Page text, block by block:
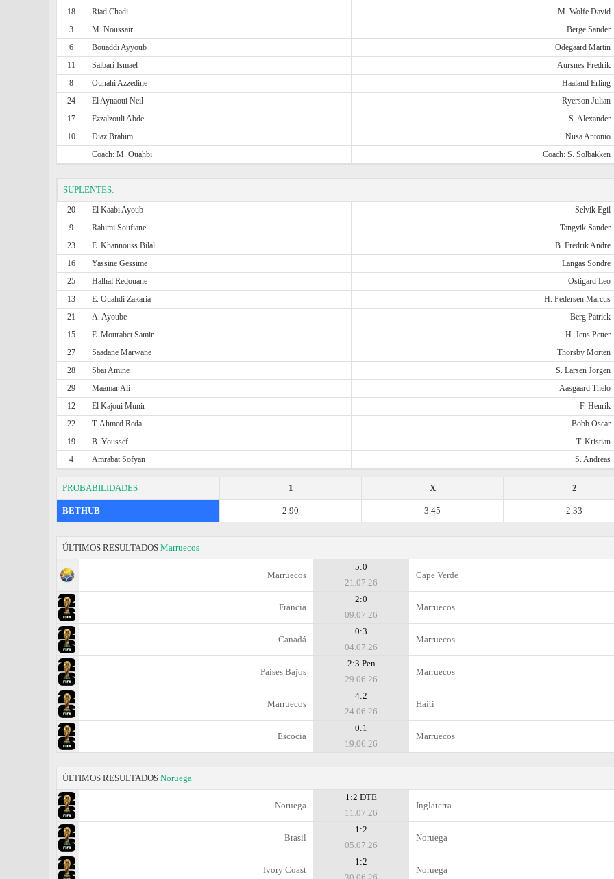
18
Riad Chadi M. Wolfe David
3
M. Noussair Berge Sander
6
Bouaddi Ayyoub Odegaard Martin
11
Saibari Ismael Aursnes Fredrik
8
Ounahi Azzedine Haaland Erling
24
El Aynaoui Neil Ryerson Julian
17
Ezzalzouli Abde S. Alexander
10
Diaz Brahim Nusa Antonio
Coach: M. Ouahbi
Coach: S. Solbakken
SUPLENTES:
20 El Kaabi Ayoub Selvik Egil
9
Rahimi Soufiane Tangvik Sander
23
E. Khannouss Bilal B. Fredrik Andre
16
Yassine Gessime Langas Sondre
25
Halhal Redouane Ostigard Leo
13
E. Ouahdi Zakaria H. Pedersen Marcus
21
A. Ayoube Berg Patrick
15
E. Mourabet Samir H. Jens Petter
27
Saadane Marwane Thorsby Morten
28
Sbai Amine S. Larsen Jorgen
29
Maamar Ali Aasgaard Thelo
12
El Kajoui Munir F. Henrik
22
T. Ahmed Reda Bobb Oscar
19
B. Youssef T. Kristian
4
Amrabat Sofyan S. Andreas
PROBABILIDADES 2
X
1
BETHUB 2.33
3.45
2.90
ÚLTIMOS RESULTADOS Marruecos
Marruecos
5:0
21.07.26
Cape Verde
Francia
2:0
09.07.26
Marruecos
Canadá
0:3
04.07.26
Marruecos
Países Bajos
2:3 Pen
29.06.26
Marruecos
Marruecos
4:2
24.06.26
Haiti
Escocia
0:1
19.06.26
Marruecos
ÚLTIMOS RESULTADOS Noruega
Noruega
1:2 DTE
11.07.26
Inglaterra
Brasil
1:2
05.07.26
Noruega
Ivory Coast
1:2
Noruega